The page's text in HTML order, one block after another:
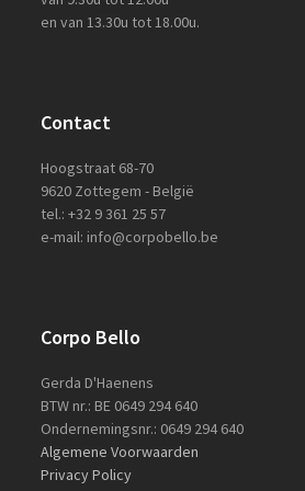
en van 13.30u tot 18.00u.
Contact
Hoogstraat 68-70
9620 Zottegem - België
tel.: +32 9 361 25 57
e-mail: info@corpobello.be
Corpo Bello
Gerda D'Haenens
BTW nr.: BE 0649 294 640
Ondernemingsnr.: 0649 294 640
Algemene Voorwaarden
Privacy Policy